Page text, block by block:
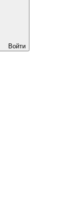
Войти